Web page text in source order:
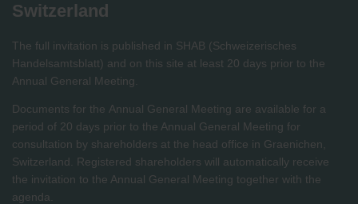
Switzerland
The full invitation is published in SHAB (Schweizerisches
Handelsamtsblatt) and on this site at least 20 days prior to the
Annual General Meeting.
Documents for the Annual General Meeting are available for a
period of 20 days prior to the Annual General Meeting for
consultation by shareholders at the head office in Graenichen,
Switzerland. Registered shareholders will automatically receive
the invitation to the Annual General Meeting together with the
agenda.